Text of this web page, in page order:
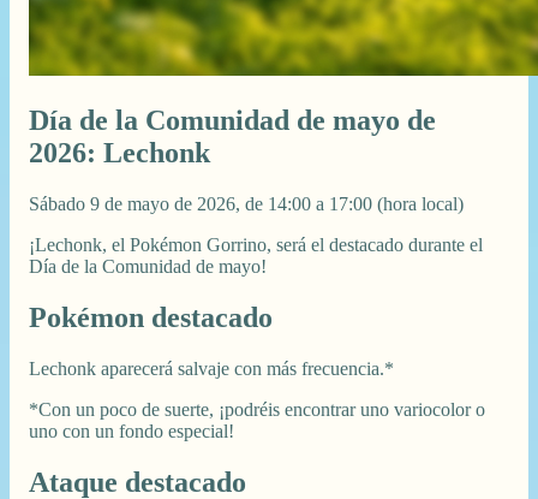
Día de la Comunidad de mayo de
2026: Lechonk
Sábado 9 de mayo de 2026, de 14:00 a 17:00 (hora local)
¡Lechonk, el Pokémon Gorrino, será el destacado durante el
Día de la Comunidad de mayo!
Pokémon destacado
Lechonk aparecerá salvaje con más frecuencia.*
*Con un poco de suerte, ¡podréis encontrar uno variocolor o
uno con un fondo especial!
Ataque destacado